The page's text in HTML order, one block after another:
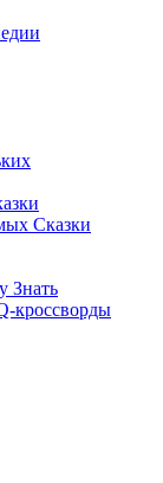
Сказки
Знать
кроссворды